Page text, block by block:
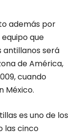
además por
equipo que
antillanos será
de América,
cuando
México.
es uno de los
las cinco